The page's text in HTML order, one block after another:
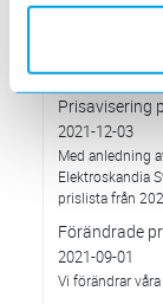
Med anledning
Prisavisering
2021-12-03
Med anledning
Elektroskandia
prislista från
Förändrade
2021-09-01
Vi förändrar